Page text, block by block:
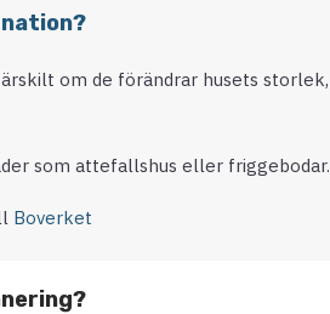
om de förändrar husets storlek,
som attefallshus eller friggebodar.
Boverket